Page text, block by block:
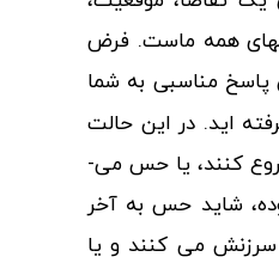
همه ماست. فرض
پاسخ مناسبی به شما
­اید. در این حالت
کنند، یا حس می­
شاید حس به آخر
سرزنش می­ کنند و یا